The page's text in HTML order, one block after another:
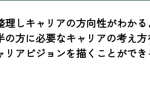
理しキャリアの方向性がわか
の方に必要なキャリアの考え
リアビジョンを描くことができ